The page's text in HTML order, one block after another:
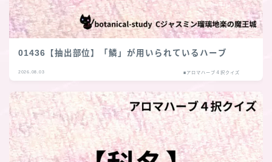
01436【抽出部位】「鱗」が用いられているハーブ
2026.08.03 ■アロマハーブ４択クイズ